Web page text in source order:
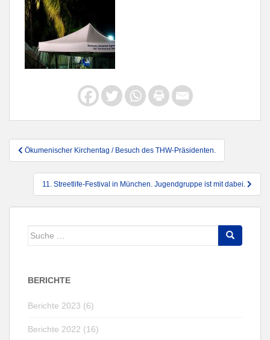
Beitragsnavigation
Ökumenischer Kirchentag / Besuch des THW-Präsidenten.
11. Streetlife-Festival in München. Jugendgruppe ist mit dabei.
Suche
BERICHTE
Berichte 2023 (6)
Berichte 2022 (16)